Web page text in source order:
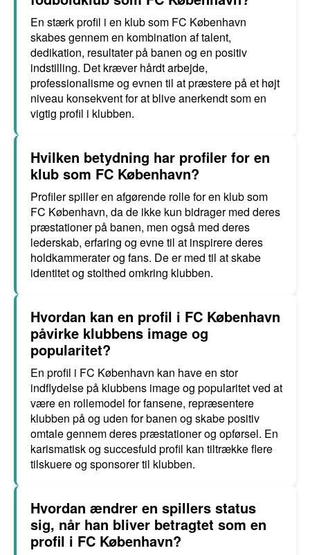
En stærk profil i en klub som FC København
skabes gennem en kombination af talent,
dedikation, resultater på banen og en positiv
indstilling. Det kræver hårdt arbejde,
professionalisme og evnen til at præstere på et højt
niveau konsekvent for at blive anerkendt som en
vigtig profil i klubben.
Hvilken betydning har profiler for en
klub som FC København?
Profiler spiller en afgørende rolle for en klub som
FC København, da de ikke kun bidrager med deres
præstationer på banen, men også med deres
lederskab, erfaring og evne til at inspirere deres
holdkammerater og fans. De er med til at skabe
identitet og stolthed omkring klubben.
Hvordan kan en profil i FC København
påvirke klubbens image og
popularitet?
En profil i FC København kan have en stor
indflydelse på klubbens image og popularitet ved at
være en rollemodel for fansene, repræsentere
klubben på og uden for banen og skabe positiv
omtale gennem deres præstationer og opførsel. En
karismatisk og succesfuld profil kan tiltrække flere
tilskuere og sponsorer til klubben.
Hvordan ændrer en spillers status
sig, når han bliver betragtet som en
profil i FC København?